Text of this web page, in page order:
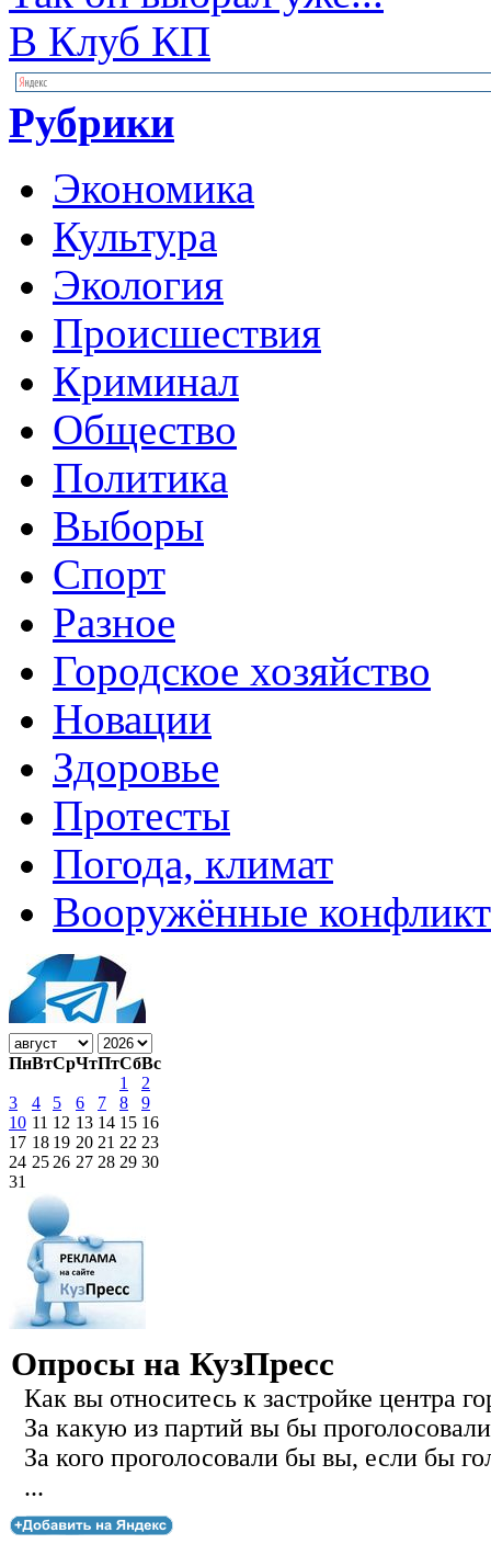
В Клуб КП
Рубрики
Экономика
Культура
Экология
Происшествия
Криминал
Общество
Политика
Выборы
Спорт
Разное
Городское хозяйство
Новации
Здоровье
Протесты
Погода, климат
Вооружённые
ПнВтСрЧтПтСбВс
1
2
3
4 5 6 7 8
9
10 11 12 13 14 15 16
17 18 19 20 21 22 23
24 25 26 27 28 29 30
31
Опросы на КузПресс
Как вы относитесь к застройке центра
За какую из партий вы бы
За кого проголосовали бы вы, если бы
...